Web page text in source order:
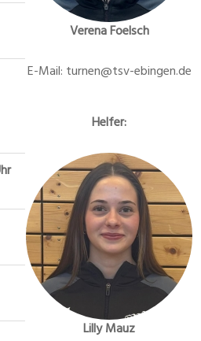
Verena Foelsch
E-Mail: turnen@tsv-ebingen.de
Helfer:
Lilly Mauz